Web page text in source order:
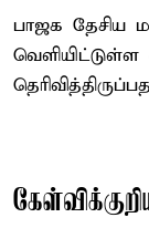
பாஜக தேசிய